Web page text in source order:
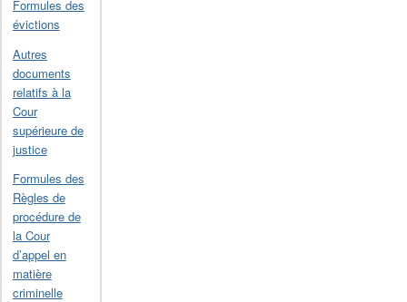
Formules des
évictions
Autres
documents
relatifs à la
Cour
supérieure de
justice
Formules des
Règles de
procédure de
la Cour
d’appel en
matière
criminelle